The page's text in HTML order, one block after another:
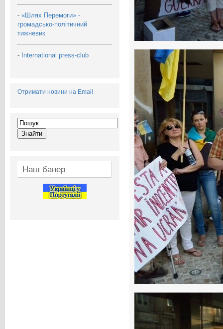
- «Шлях Перемоги» -
громадсько-політичний
тижневик
- International press-club
Отримати новини на Email
Наш банер